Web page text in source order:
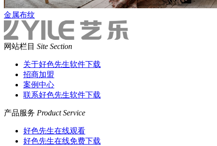
金属布纹
网站栏目 Site Section
关于好色先生软件下载
招商加盟
案例中心
联系好色先生软件下载
产品服务 Product Service
好色先生在线观看
好色先生在线免费下载